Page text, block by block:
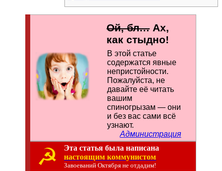
Ой, бл…Ах,
как стыдно!
В этой статье
содержатся явные
непристойности.
По­жа­лу­йс­та, не
давайте её читать
вашим
спиногрызам — они
и без вас сами всё
узнают.
Администрация
☭
Эта статья была написана
настоящим коммунистом
Завоеваний Октября не отдадим!